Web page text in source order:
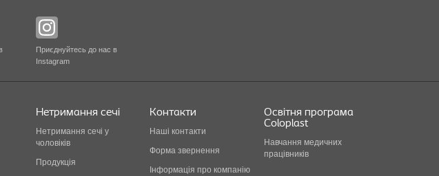
Приєднуйтесь до нас в
Instagram
Нетримання сечі
Нетримання сечі у
чоловіків
Продукція
Контакти
Наші контакти
Форма звернення
Інформація про компанію
Освітня програма
Coloplast
Навчання медичних
працівників